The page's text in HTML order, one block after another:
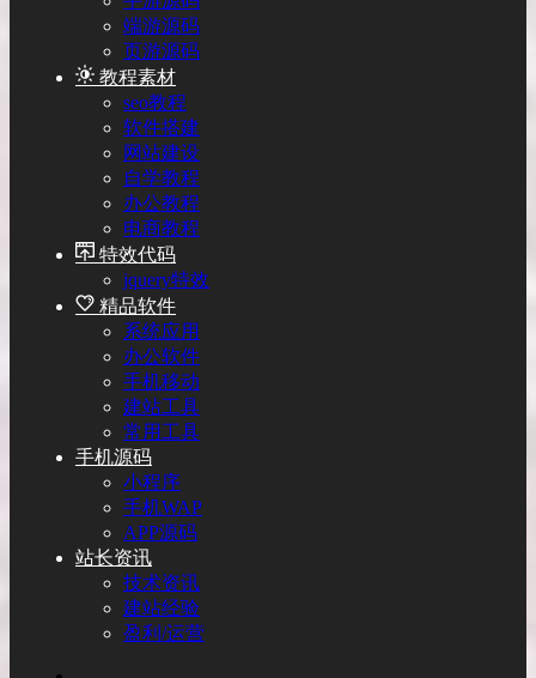
端游源码
页游源码
教程素材
seo教程
软件搭建
网站建设
自学教程
办公教程
电商教程
特效代码
jquery特效
精品软件
系统应用
办公软件
手机移动
建站工具
常用工具
手机源码
小程序
手机WAP
APP源码
站长资讯
技术资讯
建站经验
盈利/运营